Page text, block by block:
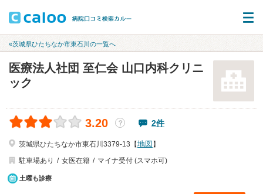
«茨城県ひたちなか市東石川の一覧へ
医療法人社団 至仁会 山口内科クリニ
ック
3.20 ？ 2件
茨城県ひたちなか市東石川3379-13【地図 】
駐車場あり
女医在籍 マイナ受付 (スマホ可)
土曜も診療